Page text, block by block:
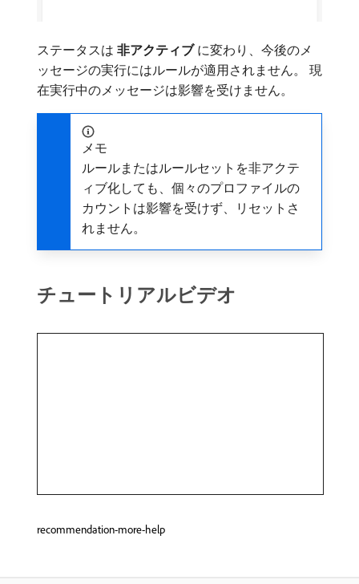
ステータスは​ 非アクティブ​に変わり、今後のメ
ッセージの実行にはルールが適用されません。 現
在実行中のメッセージは影響を受けません。
メモ
ルールまたはルールセットを非アクテ
ィブ化しても、個々のプロファイルの
カウントは影響を受けず、リセットさ
れません。
チュートリアルビデオ
recommendation-more-help